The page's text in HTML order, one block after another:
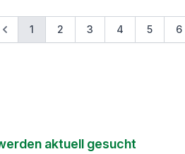
1 2 3 4 5 6
aktuell gesucht